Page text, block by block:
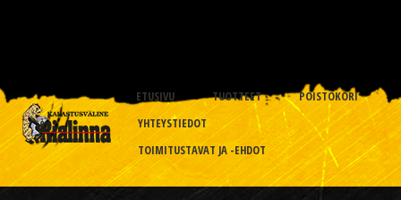
ETUSIVU TUOTTEET
POISTOKORI
YHTEYSTIEDOT
TOIMITUSTAVAT JA -EHDOT